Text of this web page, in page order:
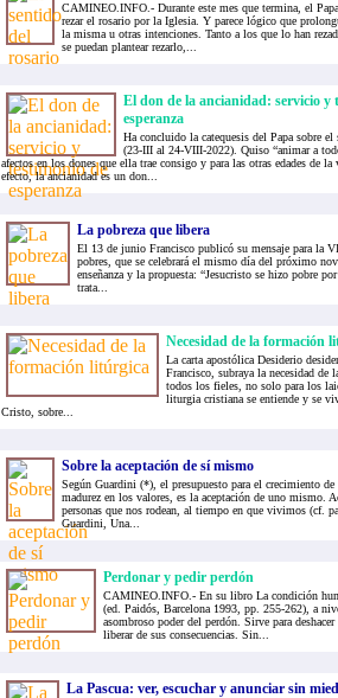
CAMINEO.INFO.- Durante este mes que termina, el
rezar el rosario por la Iglesia. Y parece lógico que
la misma u otras intenciones. Tanto a los que lo han
se puedan plantear rezarlo,...
El don de la ancianidad: servicio y
esperanza
Ha concluido la catequesis del Papa sobre
(23-III al 24-VIII-2022). Quiso “animar a
afectos en los dones que ella trae consigo y para las otras edades de
efecto, la ancianidad es un don...
La pobreza que libera
El 13 de junio Francisco publicó su mensaje para la
pobres, que se celebrará el mismo día del próximo
enseñanza y la propuesta: “Jesucristo se hizo pobre
trata...
Necesidad de la formación
La carta apostólica Desiderio
Francisco, subraya la necesidad de
todos los fieles, no solo para los
liturgia cristiana se entiende y se
Cristo, sobre...
Sobre la aceptación de sí mismo
Según Guardini (*), el presupuesto para el crecimiento
madurez en los valores, es la aceptación de uno mismo.
personas que nos rodean, al tiempo en que vivimos (cf.
Guardini, Una...
Perdonar y pedir perdón
CAMINEO.INFO.- En su libro La condición
(ed. Paidós, Barcelona 1993, pp. 255-262), a
asombroso poder del perdón. Sirve para
liberar de sus consecuencias. Sin...
La Pascua: ver, escuchar y anunciar sin